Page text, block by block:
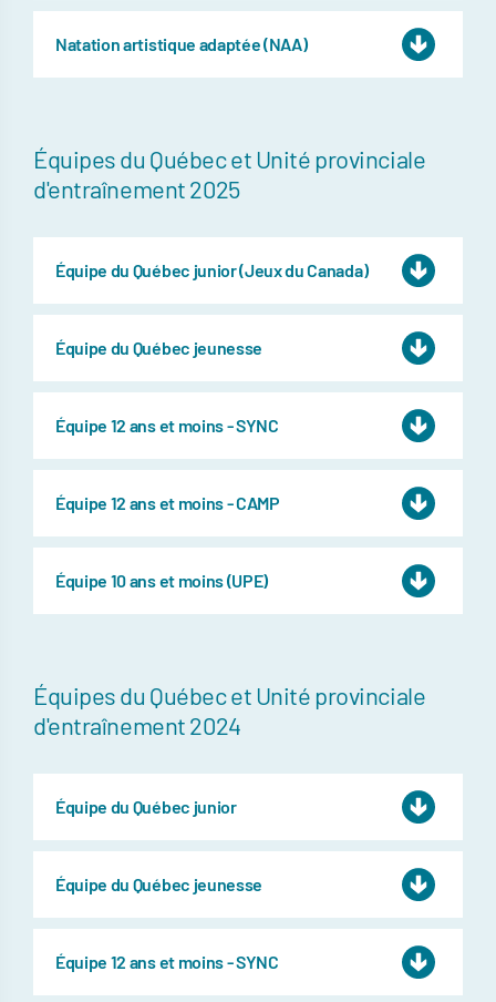
Natation artistique adaptée (NAA)
Équipes du Québec et Unité provinciale
d'entraînement 2025
Équipe du Québec junior (Jeux du Canada)
Équipe du Québec jeunesse
Équipe 12 ans et moins - SYNC
Équipe 12 ans et moins - CAMP
Équipe 10 ans et moins (UPE)
Équipes du Québec et Unité provinciale
d'entraînement 2024
Équipe du Québec junior
Équipe du Québec jeunesse
Équipe 12 ans et moins - SYNC